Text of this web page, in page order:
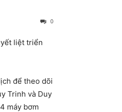
0
liệt triển
để theo dõi
Trinh và Duy
máy bơm